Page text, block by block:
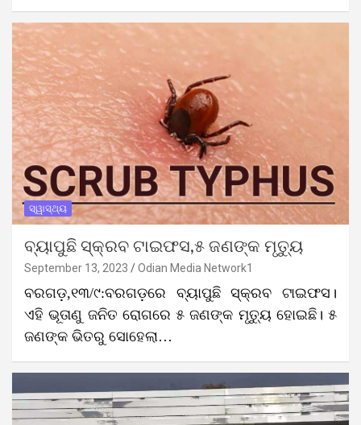
ସ୍ୱାସ୍ଥ୍ୟ
ବ୍ୟାପୁଛି ସ୍କ୍ରବ ଟାଇଫସ,୫ ଜଣଙ୍କ ମୃତ୍ୟୁ
September 13, 2023 Odian Media Network1
ବରଗଡ଼,୧୩/୯:ବରଗଡ଼ରେ ବ୍ୟାପୁଛି ସ୍କ୍ରବ ଟାଇଫସ।
ଏହି ଭୂତାଣୁ ଜନିତ ରୋଗରେ ୫ ଜଣଙ୍କ ମୃତ୍ୟୁ ହୋଇଛି। ୫
ଜଣଙ୍କ ଭିତରୁ ସୋହେଲା…